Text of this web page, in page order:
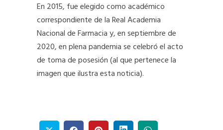
En 2015, fue elegido como académico
correspondiente de la Real Academia
Nacional de Farmacia y, en septiembre de
2020, en plena pandemia se celebró el acto
de toma de posesión (al que pertenece la
imagen que ilustra esta noticia).